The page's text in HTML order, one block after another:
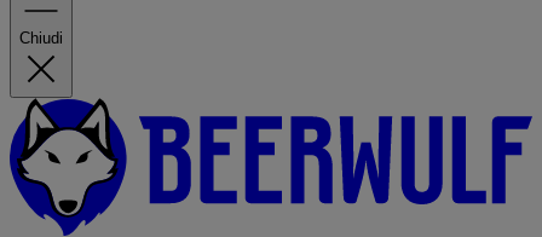
Chiudi